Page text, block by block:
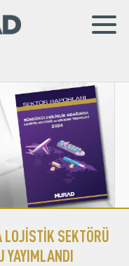
SEKTÖRÜ
YAYIMLANDI